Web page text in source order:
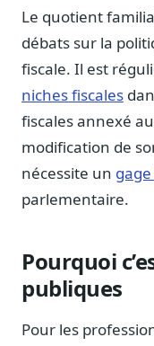
Qui sommes-
Méthode, valeurs
Charte IA
Fiabilité,
Sécurité
Hébergement
Presse
Kit média, contacts
Le quotient
débats sur la
fiscale. Il est
niches fiscales
fiscales annexé
modification de
nécessite un
parlementaire.
Pourquoi
publiques
Pour les